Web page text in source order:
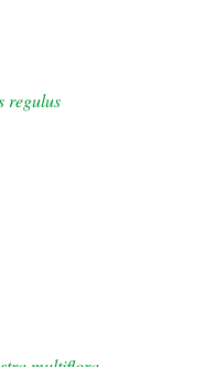
regulus